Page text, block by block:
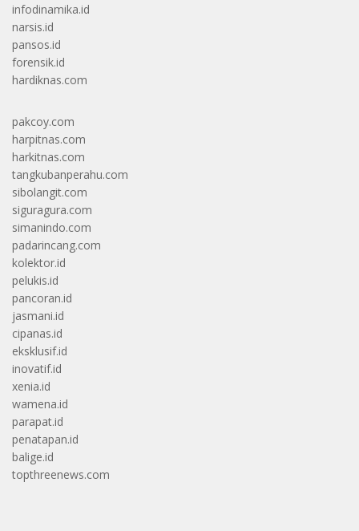
infodinamika.id
narsis.id
pansos.id
forensik.id
hardiknas.com
pakcoy.com
harpitnas.com
harkitnas.com
tangkubanperahu.com
sibolangit.com
siguragura.com
simanindo.com
padarincang.com
kolektor.id
pelukis.id
pancoran.id
jasmani.id
cipanas.id
eksklusif.id
inovatif.id
xenia.id
wamena.id
parapat.id
penatapan.id
balige.id
topthreenews.com